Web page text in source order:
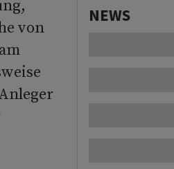
von
NEWS